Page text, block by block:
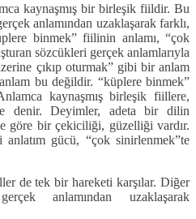
kaynaşmış bir birleşik fiildir. Bu
anlamından uzaklaşarak farklı,
binmek” fiilinin anlamı, “çok
sözcükleri gerçek anlamlarıyla
çıkıp oturmak” gibi bir anlam
bu değildir. “küplere binmek”
kaynaşmış birleşik fiillere,
denir. Deyimler, adeta bir dilin
göre bir çekiciliği, güzelliği vardır.
gücü, “çok sinirlenmek”te
de tek bir hareketi karşılar. Diğer
anlamından uzaklaşarak